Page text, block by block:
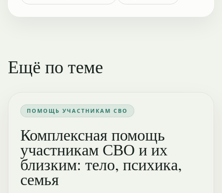
Ещё по теме
ПОМОЩЬ УЧАСТНИКАМ СВО
Комплексная помощь
участникам СВО и их
близким: тело, психика,
семья